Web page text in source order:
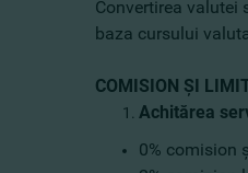
Convertirea valutei
baza cursului
COMISION ŞI
Achitărea
0% comision